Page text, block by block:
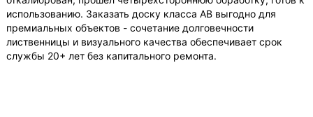
использованию. Заказать доску класса АВ выгодно для
премиальных объектов - сочетание долговечности
лиственницы и визуального качества обеспечивает срок
службы 20+ лет без капитального ремонта.